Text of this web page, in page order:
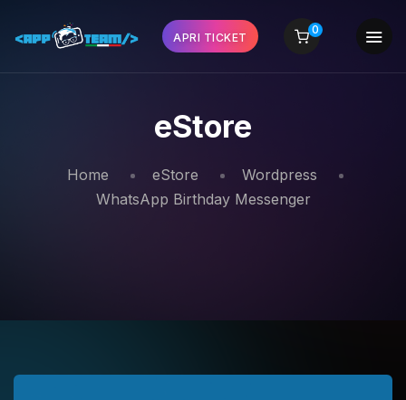
APRI TICKET
0
eStore
Home eStore
Wordpress
WhatsApp Birthday Messenger